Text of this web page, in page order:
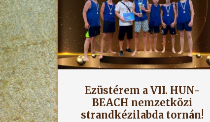
Ezüstérem a VII. HUN-
BEACH nemzetközi
strandkézilabda tornán!